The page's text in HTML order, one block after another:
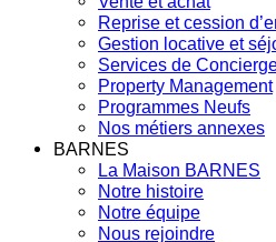
Reprise et cession
Gestion locative et
Services de
Property Management
Programmes Neufs
Nos métiers annexes
BARNES
La Maison BARNES
Notre histoire
Notre équipe
Nous rejoindre